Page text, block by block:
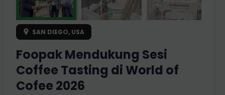
SAN DIEGO, USA
Foopak Mendukung Sesi
Coffee Tasting di World of
Cofee 2026